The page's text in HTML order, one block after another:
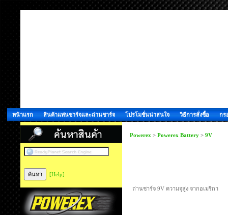
หน้าแรก สินค้าแท่นชาร์จและถ่านชาร์จ โปรโมชั่นน่าสนใจ วิธีการสั่งซื้อ กร
[Help]
Powerex > Powerex Battery > 9V
ถ่านชาร์จ 9V ความจุสูง จากอเมริกา